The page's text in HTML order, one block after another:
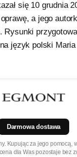
się 10 grudnia
a jego
Rysunki
język polski Maria
Darmowa dostawa
Kupując za jego pomocą,
dla Was pozostaje bez